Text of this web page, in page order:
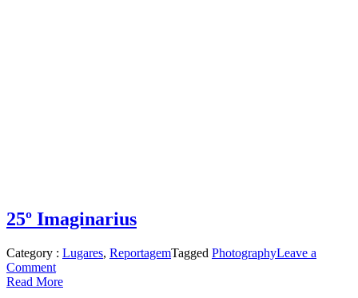
25º Imaginarius
Category : Lugares, ReportagemTagged PhotographyLeave a
Commenton
25º
Read More